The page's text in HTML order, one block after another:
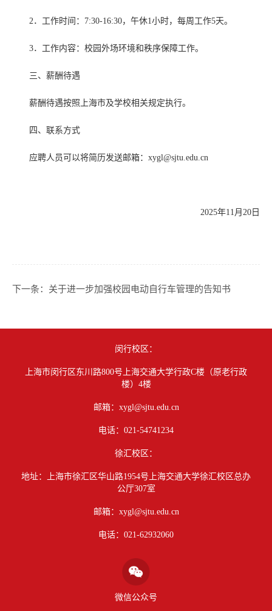
2．工作时间：7:30-16:30，午休1小时，每周工作5天。
3．工作内容：校园外场环境和秩序保障工作。
三、薪酬待遇
薪酬待遇按照上海市及学校相关规定执行。
四、联系方式
应聘人员可以将简历发送邮箱：xygl@sjtu.edu.cn
2025年11月20日
下一条： 关于进一步加强校园电动自行车管理的告知书
闵行校区：
上海市闵行区东川路800号上海交通大学行政C楼（原老行政
楼）4楼
邮箱：xygl@sjtu.edu.cn
电话：021-54741234
徐汇校区：
地址：上海市徐汇区华山路1954号上海交通大学徐汇校区总办
公厅307室
邮箱：xygl@sjtu.edu.cn
电话：021-62932060
微信公众号